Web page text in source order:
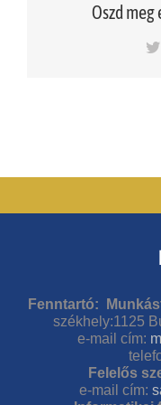
Oszd
Fenntartó:
székhely:1125
e-mail cím:
Felelős
e-mail cím: